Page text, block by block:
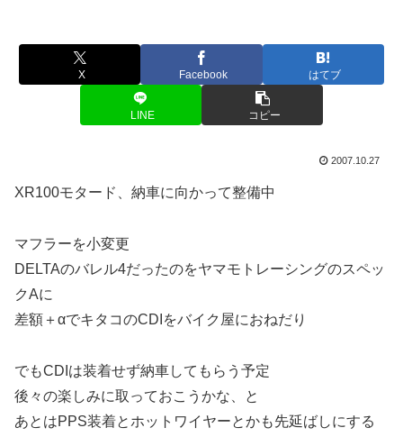
X Facebook はてブ
LINE コピー
2007.10.27
XR100モタード、納車に向かって整備中
マフラーを小変更
DELTAのバレル4だったのをヤマモトレーシングのスペッ
クAに
差額＋αでキタコのCDIをバイク屋におねだり
でもCDIは装着せず納車してもらう予定
後々の楽しみに取っておこうかな、と
あとはPPS装着とホットワイヤーとかも先延ばしにする